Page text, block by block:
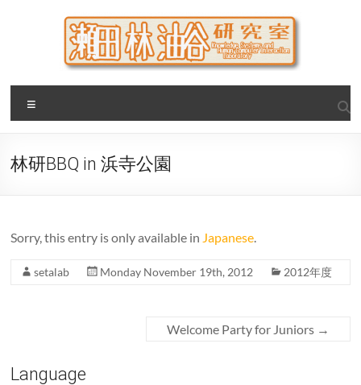
瀬田・林・油谷研究室
大阪公立大学 大学院 情報学研究科 学際情報学専攻 / 大阪府
立大学 理学部 情報数理科学科(大学院 理学系研究科 情報数理
林研BBQ in 浜寺公園
Sorry, this entry is only available in Japanese.
setalab Monday November 19th, 2012 2012年度
Welcome Party for Juniors →
Language